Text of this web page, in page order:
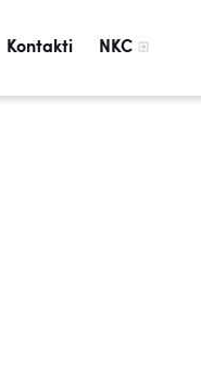
Kontakti NKC